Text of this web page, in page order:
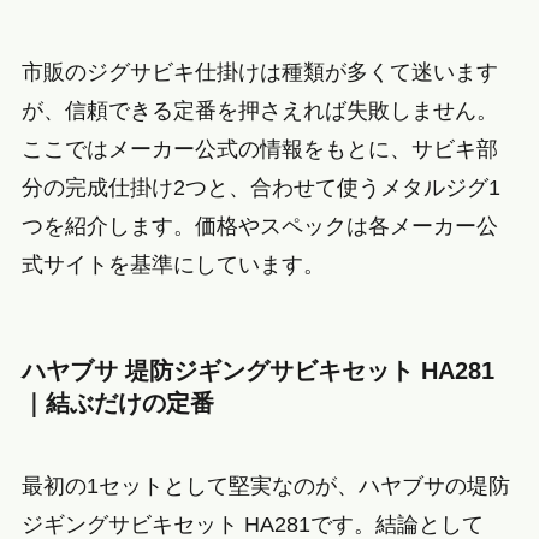
市販のジグサビキ仕掛けは種類が多くて迷います
が、信頼できる定番を押さえれば失敗しません。
ここではメーカー公式の情報をもとに、サビキ部
分の完成仕掛け2つと、合わせて使うメタルジグ1
つを紹介します。価格やスペックは各メーカー公
式サイトを基準にしています。
ハヤブサ 堤防ジギングサビキセット HA281
｜結ぶだけの定番
最初の1セットとして堅実なのが、ハヤブサの堤防
ジギングサビキセット HA281です。結論として